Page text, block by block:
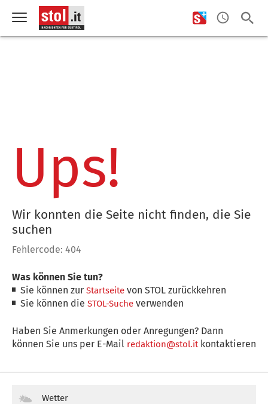
Ups!
Wir konnten die Seite nicht finden, die Sie
suchen
Fehlercode: 404
Was können Sie tun?
Sie können zurStartseite von STOL zurückkehren
Sie können dieSTOL-Suche verwenden
Haben Sie Anmerkungen oder Anregungen? Dann
können Sie uns per E-Mail redaktion@stol.itkontaktieren
Wetter